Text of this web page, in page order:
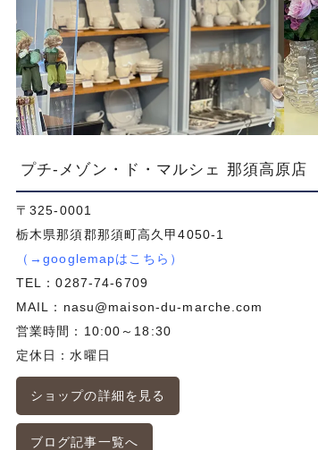
プチ-メゾン・ド・マルシェ 那須高原店
〒325-0001
栃木県那須郡那須町高久甲4050-1
（ →googlemapはこちら ）
TEL：0287-74-6709
MAIL： nasu@maison-du-marche.com
営業時間：10:00～18:30
定休日：水曜日
ショップの詳細を見る
ブログ記事一覧へ